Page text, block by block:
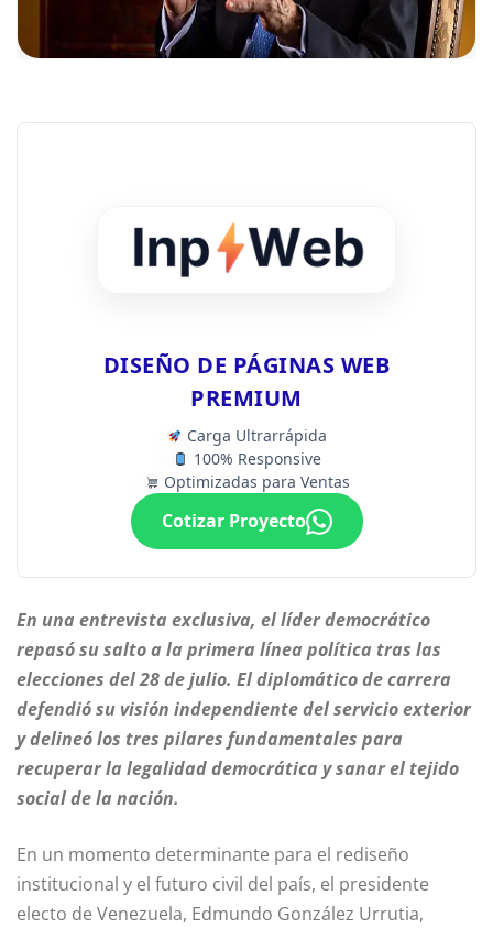
DISEÑO DE PÁGINAS WEB
PREMIUM
Carga Ultrarrápida
100% Responsive
Optimizadas para Ventas
Cotizar Proyecto
En una entrevista exclusiva, el líder democrático
repasó su salto a la primera línea política tras las
elecciones del 28 de julio. El diplomático de carrera
defendió su visión independiente del servicio exterior
y delineó los tres pilares fundamentales para
recuperar la legalidad democrática y sanar el tejido
social de la nación.
En un momento determinante para el rediseño
institucional y el futuro civil del país, el presidente
electo de Venezuela, Edmundo González Urrutia,